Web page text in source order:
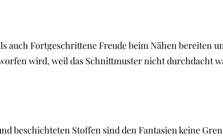
Fortgeschrittene Freude beim Nähen bereiten
wird, weil das Schnittmuster nicht durchdacht
Stoffen sind den Fantasien keine